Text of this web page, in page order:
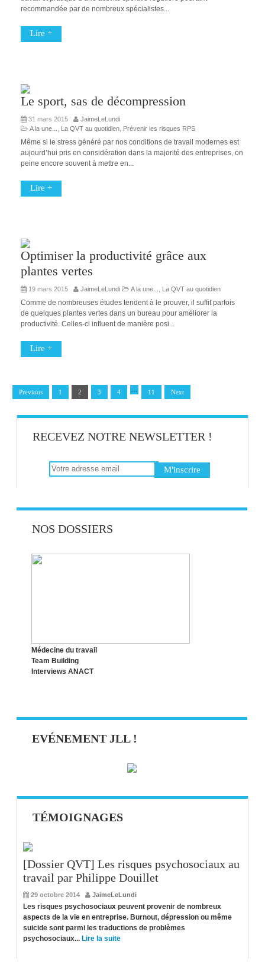
recommandée par de nombreux spécialistes...
Lire +
Le sport, sas de décompression
31 mars 2015
JaimeLeLundi
A la une...
La QVT au quotidien, Prévenir les risques RPS
Même si le stress généré par nos conditions de travail modernes est
aujourd’hui pris en considération dans la majorité des entreprises, on
peine encore souvent à mettre en...
Lire +
Optimiser la productivité grâce aux
plantes vertes
19 mars 2015 JaimeLeLundi A la une... La QVT au quotidien
Comme de nombreuses études tendent à le prouver, il suffit parfois
de quelques plantes vertes dans un bureau pour améliorer la
productivité. Celles-ci influent de manière posi...
Lire +
Previous 1 2 3 4 … 11 Next
RECEVEZ NOTRE NEWSLETTER !
NOS DOSSIERS
Médecine du travail
Team Building
Interviews ANACT
EVÉNEMENT JLL !
TÉMOIGNAGES
[Dossier QVT] Les risques psychosociaux au
travail par Philippe Douillet
29 octobre 2014 JaimeLeLundi
Les risques psychosociaux peuvent provenir de nombreux
aspects de la vie en entreprise. Burnout, dépression ou même
suicide sont parmi les traductions de problèmes
psychosociaux... Lire la suite